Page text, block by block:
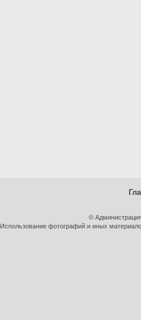
©
Использование фотографий и иных